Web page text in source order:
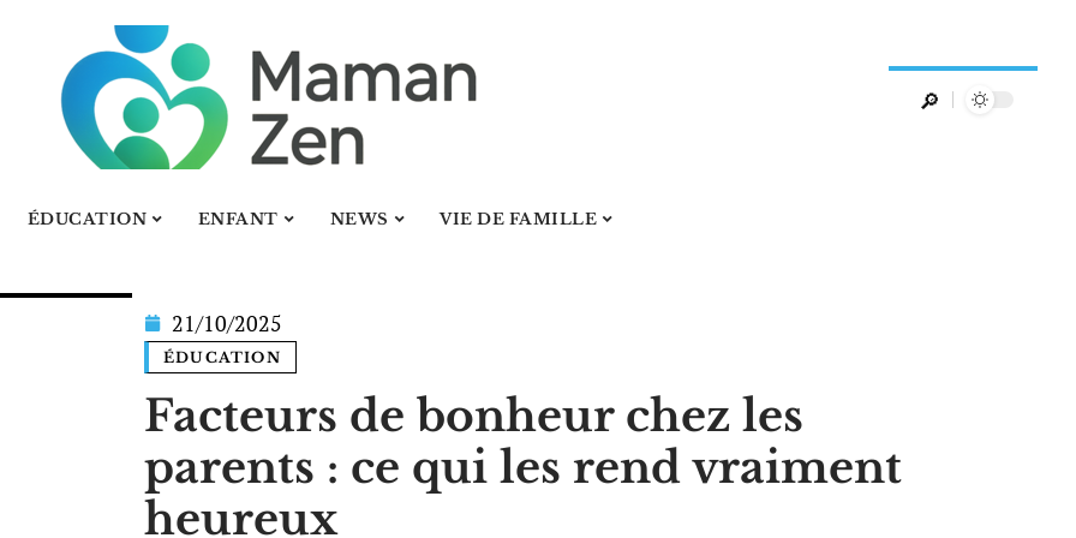
ÉDUCATION ENFANT NEWS VIE DE FAMILLE
21/10/2025
ÉDUCATION
Facteurs de bonheur chez les
parents : ce qui les rend vraiment
heureux